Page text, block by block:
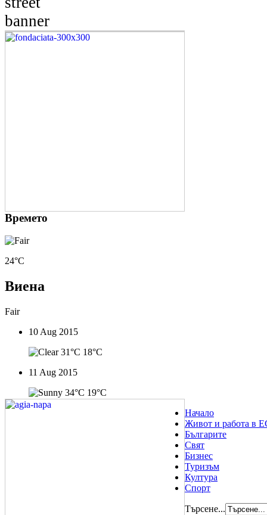
Времето
24°C
Виена
Fair
10 Aug 2015
31°C 18°C
11 Aug 2015
34°C 19°C
Начало
Живот и работа в
Българите
Свят
Бизнес
Туризъм
Култура
Спорт
Търсене...